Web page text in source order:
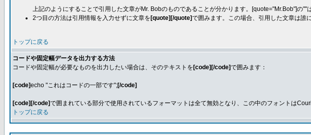
上記のようにすることで引用した文章がMr. Bobのものであることが分かります。[quote="Mr.Bob"]の""
2つ目の方法は引用情報を入力せずに文章を [quote][/quote]で囲みます。この場合、引用した文章は誰
トップに戻る
コードや固定幅データを出力する方法
コードや固定幅が必要なものを出力したい場合は、そのテキストを [code][/code]で囲みます：
[code]echo "これはコードの一部です";[/code]
[code][/code]で囲まれている部分で使用されているフォーマットは全て無効となり、この中のフォントは
トップに戻る